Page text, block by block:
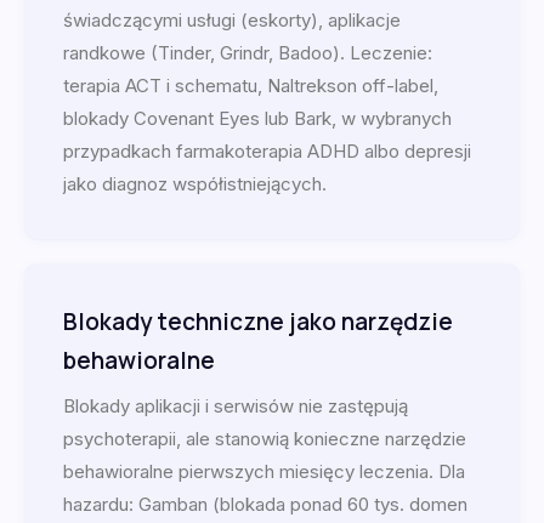
świadczącymi usługi (eskorty), aplikacje
randkowe (Tinder, Grindr, Badoo). Leczenie:
terapia ACT i schematu, Naltrekson off-label,
blokady Covenant Eyes lub Bark, w wybranych
przypadkach farmakoterapia ADHD albo depresji
jako diagnoz współistniejących.
Blokady techniczne jako narzędzie
behawioralne
Blokady aplikacji i serwisów nie zastępują
psychoterapii, ale stanowią konieczne narzędzie
behawioralne pierwszych miesięcy leczenia. Dla
hazardu: Gamban (blokada ponad 60 tys. domen